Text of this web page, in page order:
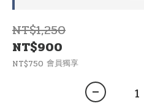
NT$1,250
NT$900
NT$750 會員獨享